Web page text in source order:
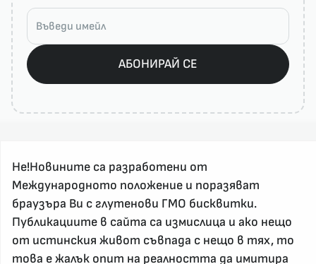
АБОНИРАЙ СЕ
За реклама и връзка с нас, пишете на
nenovinite@gmail.com
Контакт
Не!Новините са разработени от
Международното положение и поразяват
браузъра Ви с глутенови ГМО бисквитки.
Публикациите в сайта са измислица и ако нещо
от истинския живот съвпада с нещо в тях, то
това е жалък опит на реалността да имитира